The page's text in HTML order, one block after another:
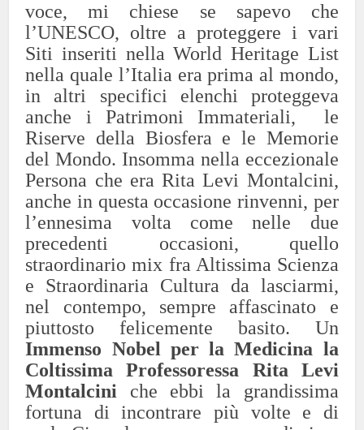
voce, mi chiese se sapevo che
l’UNESCO, oltre a proteggere i vari
Siti inseriti nella World Heritage List
nella quale l’Italia era prima al mondo,
in altri specifici elenchi proteggeva
anche i Patrimoni Immateriali, le
Riserve della Biosfera e le Memorie
del Mondo. Insomma nella eccezionale
Persona che era Rita Levi Montalcini,
anche in questa occasione rinvenni, per
l’ennesima volta come nelle due
precedenti occasioni, quello
straordinario mix fra Altissima Scienza
e Straordinaria Cultura da lasciarmi,
nel contempo, sempre affascinato e
piuttosto felicemente basito. Un
Immenso Nobel per la Medicina la
Coltissima Professoressa Rita Levi
Montalcini che ebbi la grandissima
fortuna di incontrare più volte e di